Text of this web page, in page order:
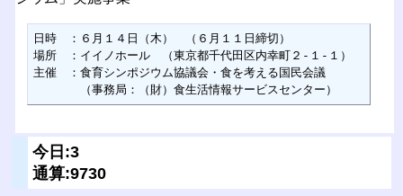
日時　：６月１４日（木）　（６月１１日締切）
場所　：イイノホール　（東京都千代田区内幸町２‐１‐１）
主催　：食育シンポジウム協議会・食を考える国民会議
（事務局：（財）食生活情報サービスセンター）
今日:3
通算:9730